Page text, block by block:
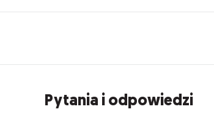
Pytania i odpowiedzi